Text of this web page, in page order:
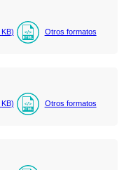
KB) Otros formatos
KB) Otros formatos